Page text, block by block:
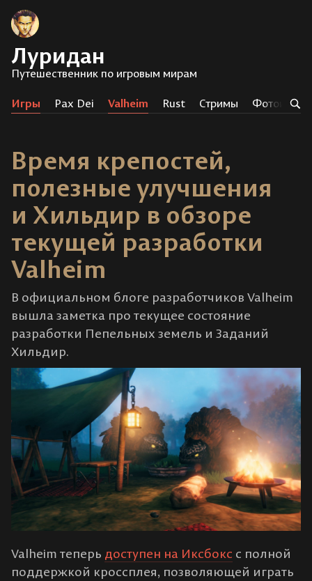
Луридан
Путешественник по игровым мирам
Игры Pax Dei Valheim Rust Стримы
Время крепостей,
полезные улучшения
и Хильдир в обзоре
текущей разработки
Valheim
В официальном блоге разработчиков Valheim
вышла заметка про текущее состояние
разработки Пепельных земель и Заданий
Хильдир.
Valheim теперь доступен на Иксбокс с полной
поддержкой кроссплея, позволяющей играть